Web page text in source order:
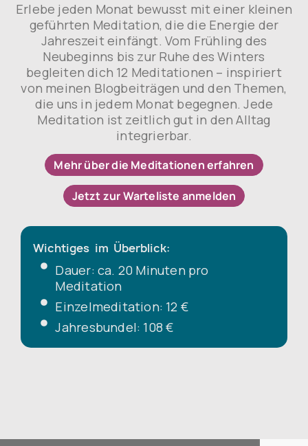
Erlebe jeden Monat bewusst mit einer kleinen
geführten Meditation, die die Energie der
Jahreszeit einfängt. Vom Frühling des
Neubeginns bis zur Ruhe des Winters
begleiten dich 12 Meditationen – inspiriert
von meinen Blogbeiträgen und den Themen,
die uns in jedem Monat begegnen. Jede
Meditation ist zeitlich gut in den Alltag
integrierbar.
Mehr über die Meditationen erfahren
Jetzt zur Warteliste anmelden
Wichtiges im Überblick:
Dauer: ca. 20 Minuten pro
Meditation
Einzelmeditation: 12 €
Jahresbundel: 108 €